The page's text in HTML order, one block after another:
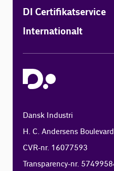
DI Certifikatservice
Internationalt
Dansk Industri
H. C. Andersens
CVR-nr. 16077593
Transparency-nr.